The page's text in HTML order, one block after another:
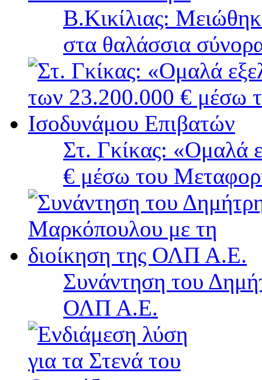
B.Κικίλιας:
στα θαλάσσια
Στ. Γκίκας: «Ομαλά
€ μέσω του
Συνάντηση του
ΟΛΠ Α.Ε.